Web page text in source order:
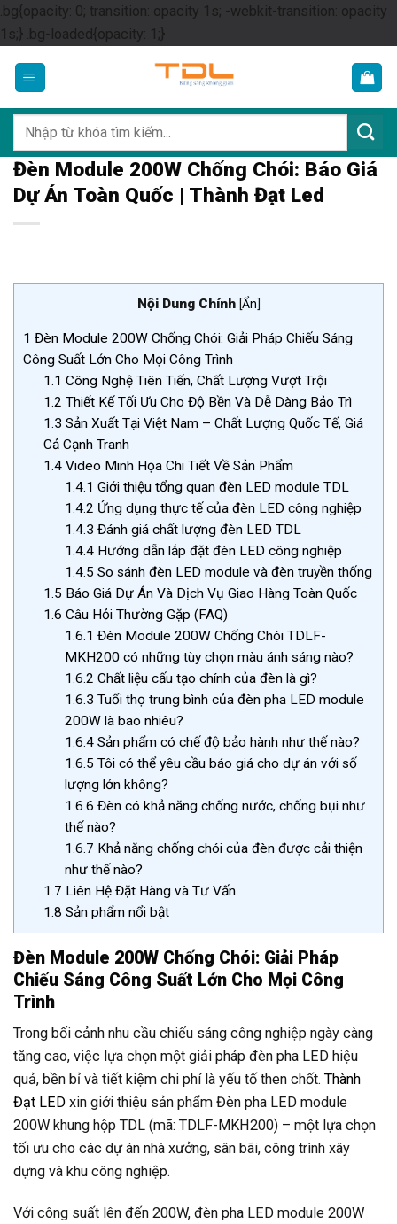
.bg{opacity: 0; transition: opacity 1s; -webkit-transition: opacity
1s;} .bg-loaded{opacity: 1;}Skip
content
kiếm:
Đèn Module 200W Chống Chói: Báo Giá
Dự Án Toàn Quốc | Thành Đạt Led
Nội Dung Chính [Ẩn]
1 Đèn Module 200W Chống Chói: Giải Pháp Chiếu Sáng
Công Suất Lớn Cho Mọi Công Trình
1.1 Công Nghệ Tiên Tiến, Chất Lượng Vượt Trội
1.2 Thiết Kế Tối Ưu Cho Độ Bền Và Dễ Dàng Bảo Trì
1.3 Sản Xuất Tại Việt Nam – Chất Lượng Quốc Tế, Giá
Cả Cạnh Tranh
1.4 Video Minh Họa Chi Tiết Về Sản Phẩm
1.4.1 Giới thiệu tổng quan đèn LED module TDL
1.4.2 Ứng dụng thực tế của đèn LED công nghiệp
1.4.3 Đánh giá chất lượng đèn LED TDL
1.4.4Hướng dẫn lắp đặt đèn LED công nghiệp
1.4.5 So sánh đèn LED module và đèn truyền thống
1.5 Báo Giá Dự Án Và Dịch Vụ Giao Hàng Toàn Quốc
1.6 Câu Hỏi Thường Gặp (FAQ)
1.6.1 Đèn Module 200W Chống Chói TDLF-
MKH200 có những tùy chọn màu ánh sáng nào?
1.6.2 Chất liệu cấu tạo chính của đèn là gì?
1.6.3 Tuổi thọ trung bình của đèn pha LED module
200W là bao nhiêu?
1.6.4Sản phẩm có chế độ bảo hành như thế nào?
1.6.5 Tôi có thể yêu cầu báo giá cho dự án với số
lượng lớn không?
1.6.6 Đèn có khả năng chống nước, chống bụi như
thế nào?
1.6.7 Khả năng chống chói của đèn được cải thiện
như thế nào?
1.7 Liên Hệ Đặt Hàng và Tư Vấn
1.8 Sản phẩm nổi bật
Đèn Module 200W Chống Chói: Giải Pháp
Chiếu Sáng Công Suất Lớn Cho Mọi Công
Trình
Trong bối cảnh nhu cầu chiếu sáng công nghiệp ngày càng
tăng cao, việc lựa chọn một giải pháp đèn pha LED hiệu
quả, bền bỉ và tiết kiệm chi phí là yếu tố then chốt. Thành
Đạt LED xin giới thiệu sản phẩm Đèn pha LED module
200W khung hộp TDL (mã: TDLF-MKH200) – một lựa chọn
tối ưu cho các dự án nhà xưởng, sân bãi, công trình xây
dựng và khu công nghiệp.
Với công suất lên đến 200W, đèn pha LED module 200W